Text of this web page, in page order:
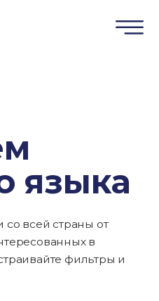
языка
со всей страны от
в
фильтры и